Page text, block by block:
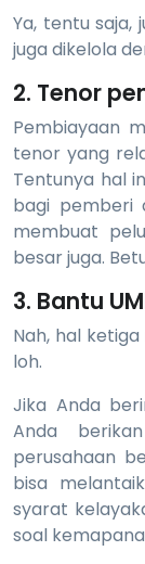
Ya, tentu saja,
juga dikelola
2. Tenor
Pembiayaan
tenor yang
Tentunya hal
bagi pemberi
membuat
besar juga.
3. Bantu
Nah, hal
loh.
Jika Anda
Anda
perusahaan
bisa
syarat
soal